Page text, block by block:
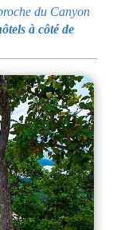
du Canyon
à côté de